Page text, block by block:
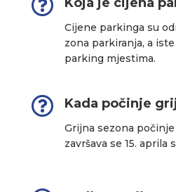

Cijene parkinga su
zona parkiranja, a
parking mjestima.
 Kada počinje
Grijna sezona počinje
završava se 15. aprila